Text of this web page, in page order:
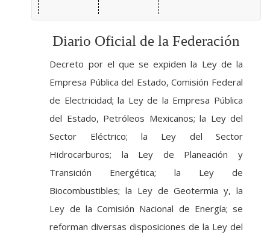
Diario Oficial de la Federación
Decreto por el que se expiden la Ley de la
Empresa Pública del Estado, Comisión Federal
de Electricidad; la Ley de la Empresa Pública
del Estado, Petróleos Mexicanos; la Ley del
Sector Eléctrico; la Ley del Sector
Hidrocarburos; la Ley de Planeación y
Transición Energética; la Ley de
Biocombustibles; la Ley de Geotermia y, la
Ley de la Comisión Nacional de Energía; se
reforman diversas disposiciones de la Ley del